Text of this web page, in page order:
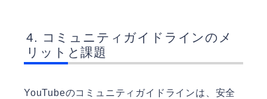
コミュニティガイドラインのメ
リットと課題
YouTubeのコミュニティガイドラインは、安全